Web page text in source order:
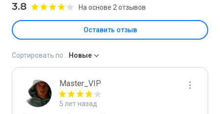
3.8 На основе 2 отзывов
Оставить отзыв
Сортировать по: Новые
Master_VIP
5 лет назад